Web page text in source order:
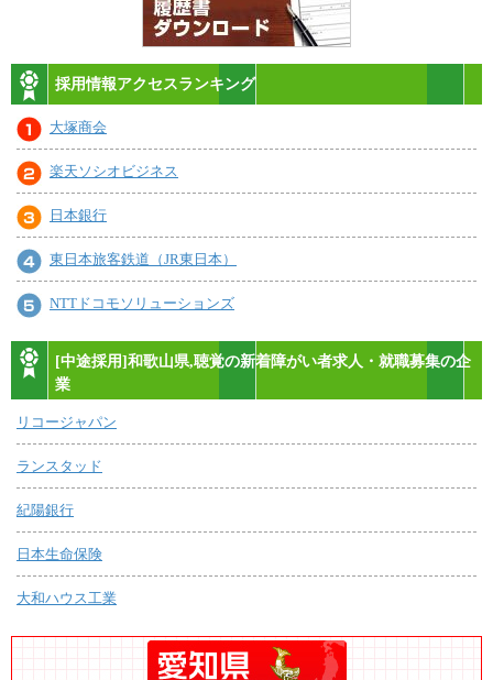
採用情報アクセスランキング
大塚商会
楽天ソシオビジネス
日本銀行
東日本旅客鉄道（JR東日本）
NTTドコモソリューションズ
[中途採用]和歌山県,聴覚の新着障がい者求人・就職募集の企
業
リコージャパン
ランスタッド
紀陽銀行
日本生命保険
大和ハウス工業